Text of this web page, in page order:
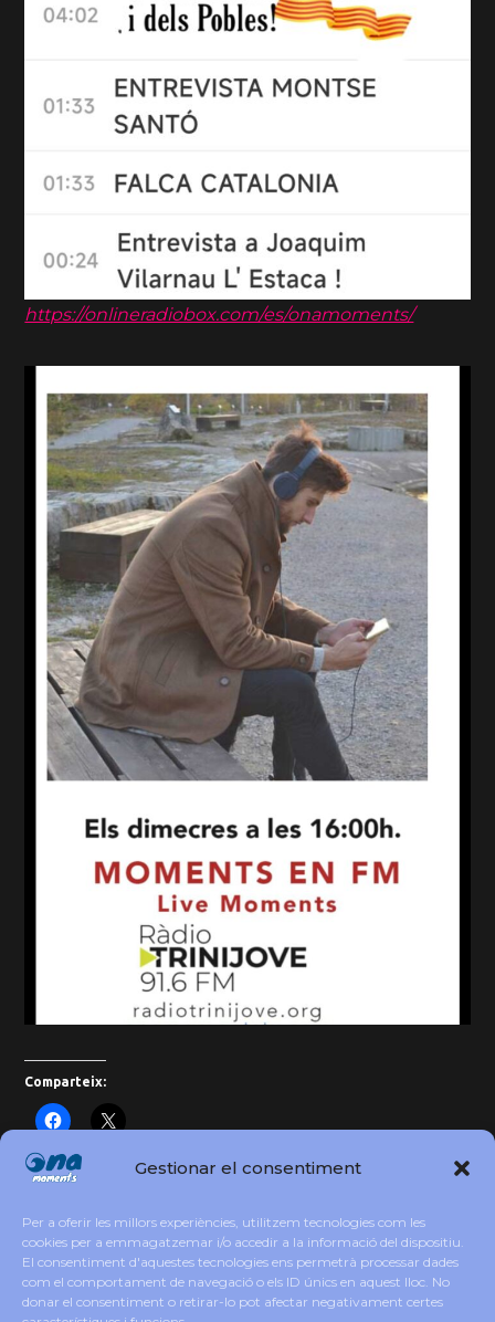
Gestionar el consentiment
Per a oferir les millors experiències, utilitzem tecnologies com les
cookies per a emmagatzemar i/o accedir a la informació del dispositiu.
El consentiment d'aquestes tecnologies ens permetrà processar dades
com el comportament de navegació o els ID únics en aquest lloc. No
donar el consentiment o retirar-lo pot afectar negativament certes
https://onlineradiobox.com/es/onamoments/
Comparteix:
2025:L’Any de la Serp de Fusta
Els Beneficis de l’Esmorzar de Plàtan amb